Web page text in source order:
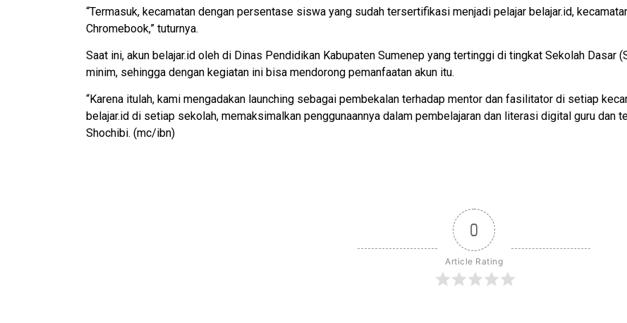
“Termasuk, kecamatan dengan persentase siswa yang sudah tersertifikasi menjadi pelajar belajar.id,
Chromebook,” tuturnya.
Saat ini, akun belajar.id oleh di Dinas Pendidikan Kabupaten Sumenep yang tertinggi di tingkat Sekolah Dasar
minim, sehingga dengan kegiatan ini bisa mendorong pemanfaatan akun itu.
“Karena itulah, kami mengadakan launching sebagai pembekalan terhadap mentor dan fasilitator di setiap
belajar.id di setiap sekolah, memaksimalkan penggunaannya dalam pembelajaran dan literasi digital guru dan
Shochibi. (mc/ibn)
0
Article Rating